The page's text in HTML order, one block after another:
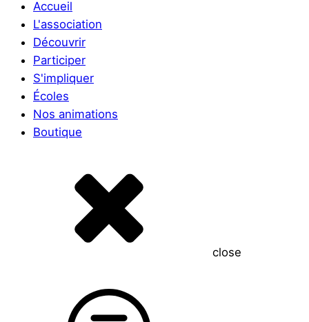
Accueil
L'association
Découvrir
Participer
S'impliquer
Écoles
Nos animations
Boutique
close